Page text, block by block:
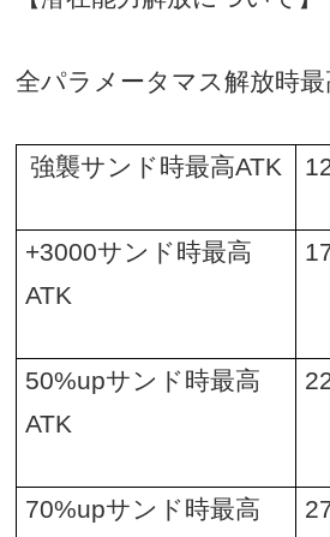
全パラメータマス解放時
強襲サンド時最高ATK
+3000サンド時最高
ATK
50%upサンド時最高
ATK
70%upサンド時最高